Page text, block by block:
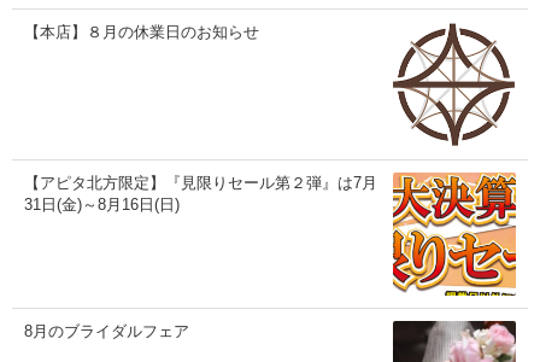
【本店】８月の休業日のお知らせ
【アピタ北方限定】『見限りセール第２弾』は7月
31日(金)～8月16日(日)
8月のブライダルフェア